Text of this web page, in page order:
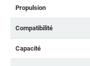
Propulsion
Compatibilité
Capacité